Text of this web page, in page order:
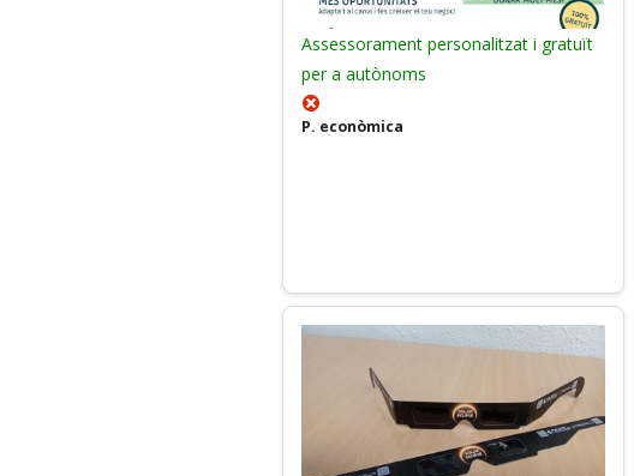
Assessorament personalitzat i gratuït
per a autònoms
P. econòmica